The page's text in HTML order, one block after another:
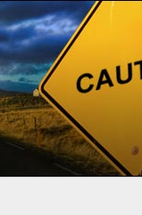
InstaForex TV